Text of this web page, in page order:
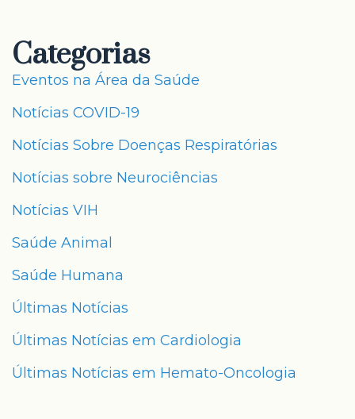
Categorias
Eventos na Área da Saúde
Notícias COVID-19
Notícias Sobre Doenças Respiratórias
Notícias sobre Neurociências
Notícias VIH
Saúde Animal
Saúde Humana
Últimas Notícias
Últimas Notícias em Cardiologia
Últimas Notícias em Hemato-Oncologia